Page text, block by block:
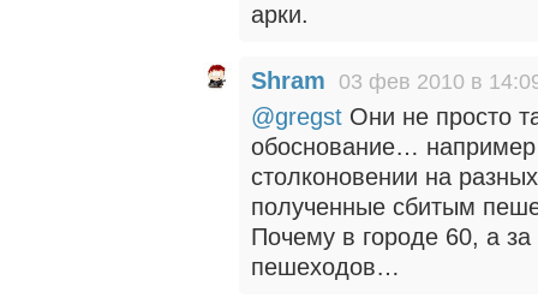
арки.
Shram 03 фев 2010 в
@gregst Они не просто
обоснование…
столконовении на
полученные сбитым
Почему в городе 60, а
пешеходов…